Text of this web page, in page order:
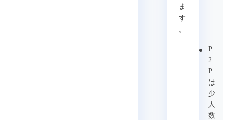
ま
す
。
P
2
P
は
少
人
数